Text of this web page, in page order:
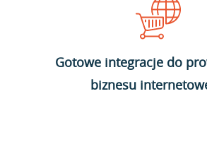
Gotowe integracje do
biznesu